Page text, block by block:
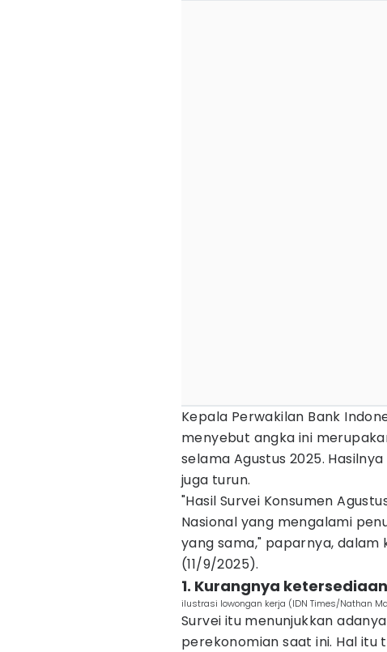
Kepala Perwakilan Bank
menyebut angka ini
selama Agustus 2025.
juga turun.
"Hasil Survei Konsumen
Nasional yang mengalami
yang sama," paparnya,
(11/9/2025).
1. Kurangnya
ilustrasi lowongan kerja (IDN Times/Nathan
Survei itu menunjukkan
perekonomian saat ini. Hal itu